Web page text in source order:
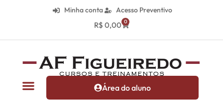
Minha conta Acesso Preventivo
R$ 0,00 0
Área do aluno